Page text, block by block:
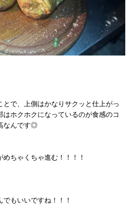
とで、上側はかなりサクッと仕上がっ
はホクホクになっているのが食感のコ
なんです◎
ちゃくちゃ進む！！！！
もいいですね！！！